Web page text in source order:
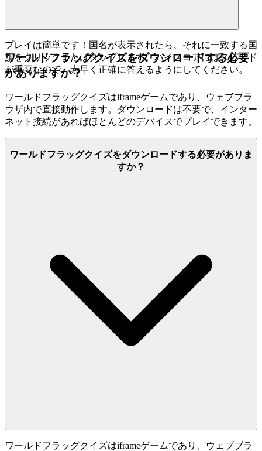
プレイは簡単です！国名が表示されたら、それに一致する国
旗をクリックまたはタップします。ハイスコアにはスピード
が重要なので、素早く正確に答えるようにしてください。
ワールドフラッグクイズをダウンロードする必要
がありますか？
ワールドフラッグクイズはiframeゲームであり、ウェブブラ
ウザ内で直接動作します。ダウンロードは不要で、インター
ネット接続があればほとんどのデバイスでプレイできます。
ワールドフラッグクイズをダウンロードする必要がありま
すか？
ワールドフラッグクイズはiframeゲームであり、ウェブブラ